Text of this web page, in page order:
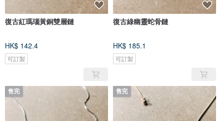
復古紅瑪瑙黃銅雙層鏈
HK$ 142.4
可訂製
復古綠幽靈蛇骨鏈
HK$ 185.1
可訂製
售完 售完